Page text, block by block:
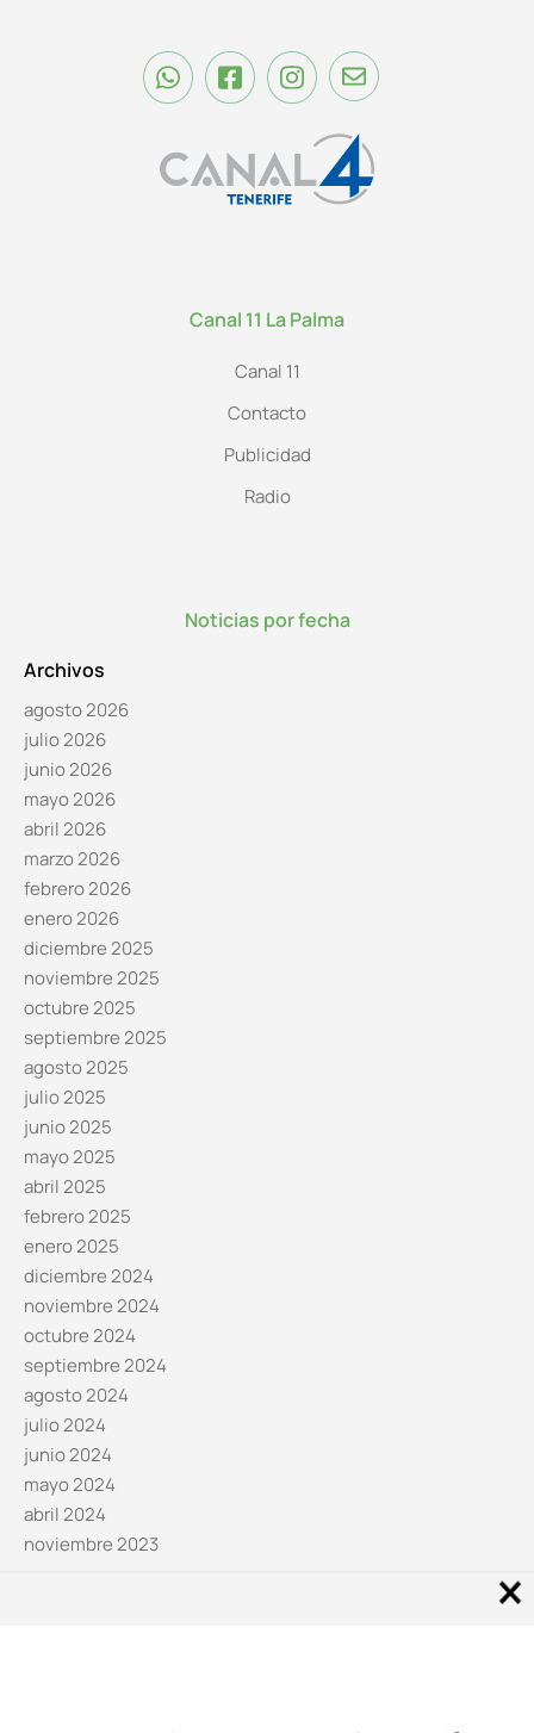
Canal 11 La Palma
Canal 11
Contacto
Publicidad
Radio
Noticias por fecha
Archivos
agosto 2026
julio 2026
junio 2026
mayo 2026
abril 2026
marzo 2026
febrero 2026
enero 2026
diciembre 2025
noviembre 2025
octubre 2025
septiembre 2025
agosto 2025
julio 2025
junio 2025
mayo 2025
abril 2025
febrero 2025
enero 2025
diciembre 2024
noviembre 2024
octubre 2024
septiembre 2024
agosto 2024
julio 2024
junio 2024
mayo 2024
abril 2024
noviembre 2023